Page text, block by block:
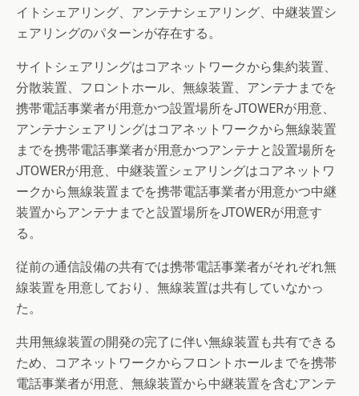
イトシェアリング、アンテナシェアリング、中継装置シ
ェアリングのパターンが存在する。
サイトシェアリングはコアネットワークから集約装置、
分散装置、フロントホール、無線装置、アンテナまでを
携帯電話事業者が用意かつ設置場所をJTOWERが用意、
アンテナシェアリングはコアネットワークから無線装置
までを携帯電話事業者が用意かつアンテナと設置場所を
JTOWERが用意、中継装置シェアリングはコアネットワ
ークから無線装置までを携帯電話事業者が用意かつ中継
装置からアンテナまでと設置場所をJTOWERが用意す
る。
従前の通信設備の共有では携帯電話事業者がそれぞれ無
線装置を用意しており、無線装置は共有していなかっ
た。
共用無線装置の開発の完了に伴い無線装置も共有できる
ため、コアネットワークからフロントホールまでを携帯
電話事業者が用意、無線装置から中継装置を含むアンテ